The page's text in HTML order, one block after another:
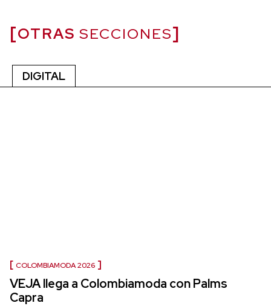
OTRAS SECCIONES
DIGITAL
COLOMBIAMODA 2026
VEJA llega a Colombiamoda con Palms
Capra